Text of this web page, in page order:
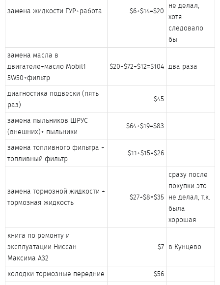
замена жидкости ГУР+работа​ $6+$14=$20​
не делал,
хотя
следовало
бы​
замена масла в
двигателе+масло Mobil1
5W50+фильтр​
$20+$72+$12=$104​ два раза​
диагностика подвески (пять
раз)​
$45​
замена пыльников ШРУС
(внешних)+ пыльники​
$64+$19=$83​
замена топливного фильтра +
топливный фильтр​
$11+$15=$26​
замена тормозной жидкости +
тормозная жидкость​
$27+$8=$35​
сразу после
покупки это
не делал, т.к.
была
хорошая​
книга по ремонту и
эксплуатации Ниссан
Максима А32​
$7​ в Кунцево​
колодки тормозные передние​
$56​